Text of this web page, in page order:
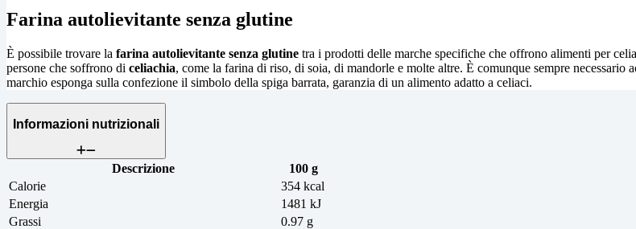
Farina autolievitante senza glutine
È possibile trovare la farina autolievitante senza glutine tra i prodotti delle marche specifiche che offrono alimenti per
persone che soffrono di celiachia, come la farina di riso, di soia, di mandorle e molte altre. È comunque sempre
marchio esponga sulla confezione il simbolo della spiga barrata, garanzia di un alimento adatto a celiaci.
Informazioni nutrizionali
Descrizione
100 g
Calorie
354 kcal
Energia
1481 kJ
Grassi
0.97 g